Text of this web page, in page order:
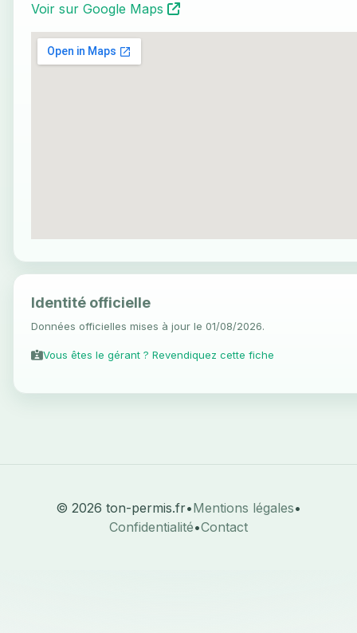
Voir sur Google Maps
Identité officielle
Données officielles mises à jour le 01/08/2026.
Vous êtes le gérant ? Revendiquez cette fiche
© 2026 ton-permis.fr•Mentions légales•
Confidentialité•Contact